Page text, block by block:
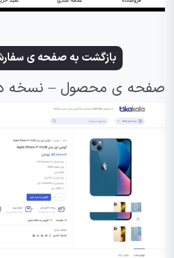
بازگشت به صفحه ی
صفحه ی محصول – نسخه